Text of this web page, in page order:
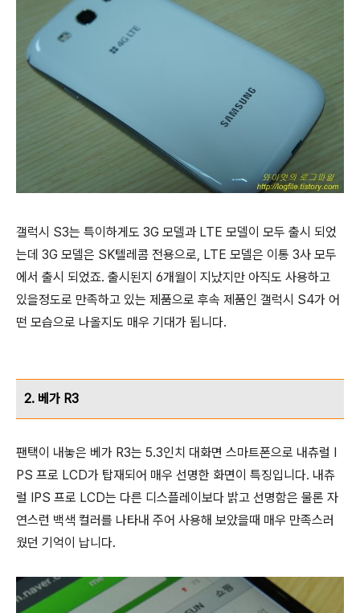
갤럭시 S3는 특이하게도 3G 모델과 LTE 모델이 모두 출시 되었
는데 3G 모델은 SK텔레콤 전용으로, LTE 모델은 이통 3사 모두
에서 출시 되었죠. 출시된지 6개월이 지났지만 아직도 사용하고
있을정도로 만족하고 있는 제품으로 후속 제품인 갤럭시 S4가 어
떤 모습으로 나올지도 매우 기대가 됩니다.
2. 베가 R3
팬택이 내놓은 베가 R3는 5.3인치 대화면 스마트폰으로 내츄럴 I
PS 프로 LCD가 탑재되어 매우 선명한 화면이 특징입니다. 내츄
럴 IPS 프로 LCD는 다른 디스플레이보다 밝고 선명함은 물론 자
연스런 백색 컬러를 나타내 주어 사용해 보았을때 매우 만족스러
웠던 기억이 납니다.